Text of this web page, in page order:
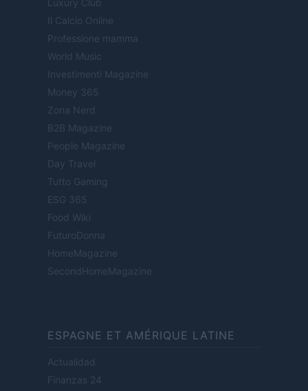
Luxury Club
Il Calcio Online
Professione mamma
World Music
Investimenti Magazine
Money 365
Zona Nerd
B2B Magazine
People Magazine
Day Travel
Tutto Gaming
ESG 365
Food Wiki
FuturoDonna
HomeMagazine
SecondHomeMagazine
ESPAGNE ET AMÉRIQUE LATINE
Actualidad
Finanzas 24